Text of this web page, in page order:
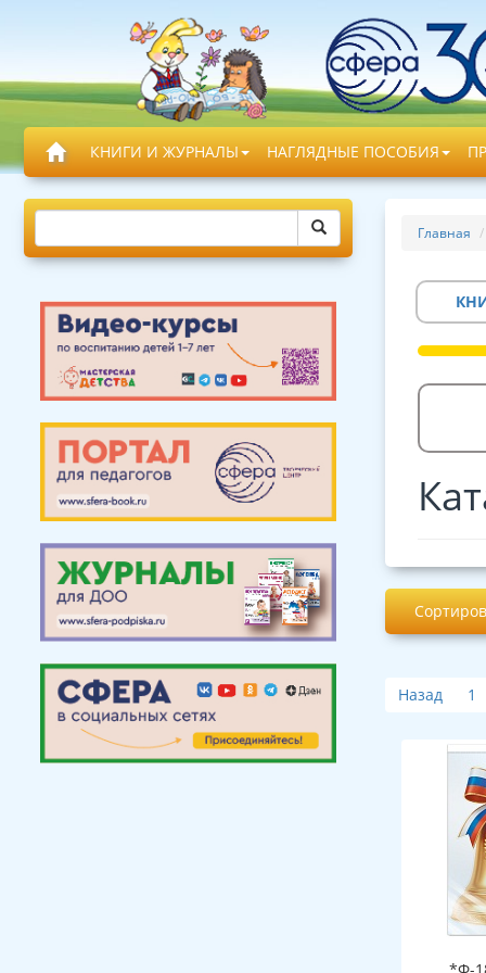
КНИГИ И ЖУРНАЛЫ НАГЛЯДНЫЕ ПОСОБИЯ
Главная
Назад 1